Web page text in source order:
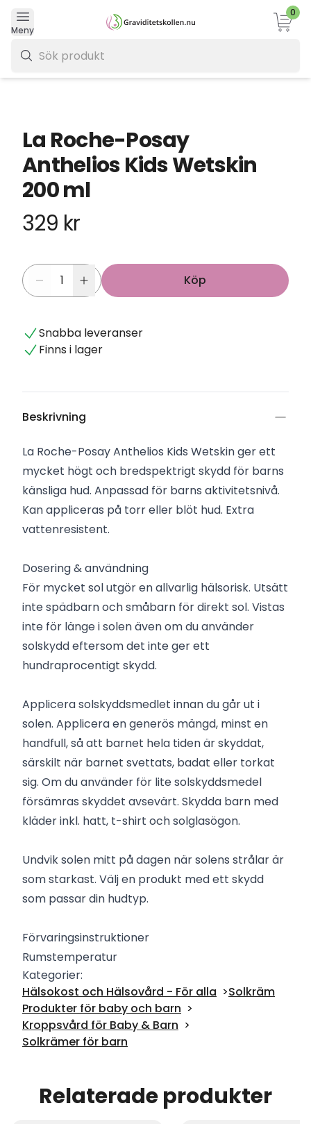
Meny
0
La Roche-Posay
Anthelios Kids Wetskin
200 ml
329 kr
Köp
Snabba leveranser
Finns i lager
Beskrivning
La Roche-Posay Anthelios Kids Wetskin ger ett
mycket högt och bredspektrigt skydd för barns
känsliga hud. Anpassad för barns aktivitetsnivå.
Kan appliceras på torr eller blöt hud. Extra
vattenresistent.
Dosering & användning
För mycket sol utgör en allvarlig hälsorisk. Utsätt
inte spädbarn och småbarn för direkt sol. Vistas
inte för länge i solen även om du använder
solskydd eftersom det inte ger ett
hundraprocentigt skydd.
Applicera solskyddsmedlet innan du går ut i
solen. Applicera en generös mängd, minst en
handfull, så att barnet hela tiden är skyddat,
särskilt när barnet svettats, badat eller torkat
sig. Om du använder för lite solskyddsmedel
försämras skyddet avsevärt. Skydda barn med
kläder inkl. hatt, t-shirt och solglasögon.
Undvik solen mitt på dagen när solens strålar är
som starkast. Välj en produkt med ett skydd
som passar din hudtyp.
Förvaringsinstruktioner
Rumstemperatur
Kategorier:
Hälsokost och Hälsovård - För alla
Solkräm
Produkter för baby och barn
Kroppsvård för Baby & Barn
Solkrämer för barn
Relaterade produkter